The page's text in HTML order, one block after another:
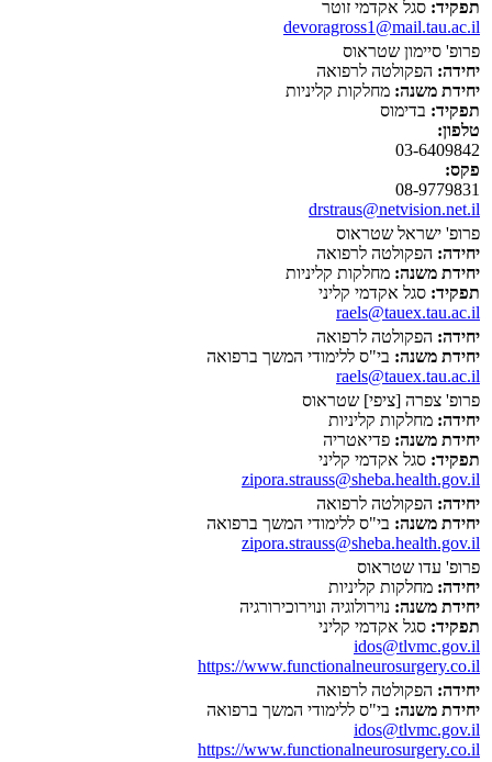
תפקיד: סגל אקדמי זוטר
devoragross1@mail.tau.ac.il
פרופ' סיימון שטראוס
יחידה: הפקולטה לרפואה
יחידת משנה: מחלקות קליניות
תפקיד: בדימוס
טלפון:
03-6409842
פקס:
08-9779831
drstraus@netvision.net.il
פרופ' ישראל שטראוס
יחידה: הפקולטה לרפואה
יחידת משנה: מחלקות קליניות
תפקיד: סגל אקדמי קליני
raels@tauex.tau.ac.il
יחידה: הפקולטה לרפואה
יחידת משנה: בי"ס ללימודי המשך ברפואה
raels@tauex.tau.ac.il
פרופ' צפרה [ציפי] שטראוס
יחידה: מחלקות קליניות
יחידת משנה: פדיאטריה
תפקיד: סגל אקדמי קליני
zipora.strauss@sheba.health.gov.il
יחידה: הפקולטה לרפואה
יחידת משנה: בי"ס ללימודי המשך ברפואה
zipora.strauss@sheba.health.gov.il
פרופ' עדו שטראוס
יחידה: מחלקות קליניות
יחידת משנה: נוירולוגיה ונוירוכירורגיה
תפקיד: סגל אקדמי קליני
idos@tlvmc.gov.il
https://www.functionalneurosurgery.co.il
יחידה: הפקולטה לרפואה
יחידת משנה: בי"ס ללימודי המשך ברפואה
idos@tlvmc.gov.il
https://www.functionalneurosurgery.co.il